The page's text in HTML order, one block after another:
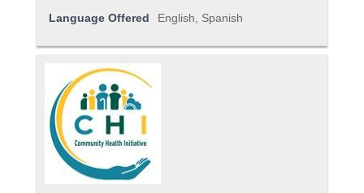
Language Offered English, Spanish